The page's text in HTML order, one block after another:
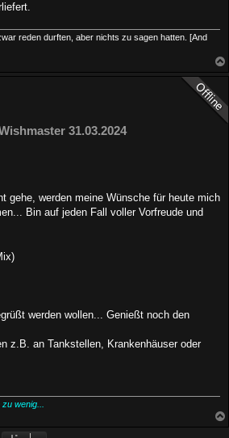
reden durften, aber nichts zu sagen hatten. [And
31.03.2024
gehe, werden meine Wünsche für heute mich
Bin auf jeden Fall voller Vorfreude und
werden wollen... Genießt noch den
z.B. an Tankstellen, Krankenhäuser oder
wenig...